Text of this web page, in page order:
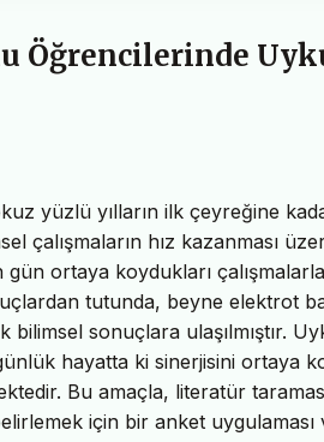
yüzlü yılların ilk çeyreğine
çalışmaların hız kazanması
ortaya koydukları
tutunda, beyne elektrot
sonuçlara ulaşılmıştır.
hayatta ki sinerjisini ortaya
Bu amaçla, literatür
için bir anket